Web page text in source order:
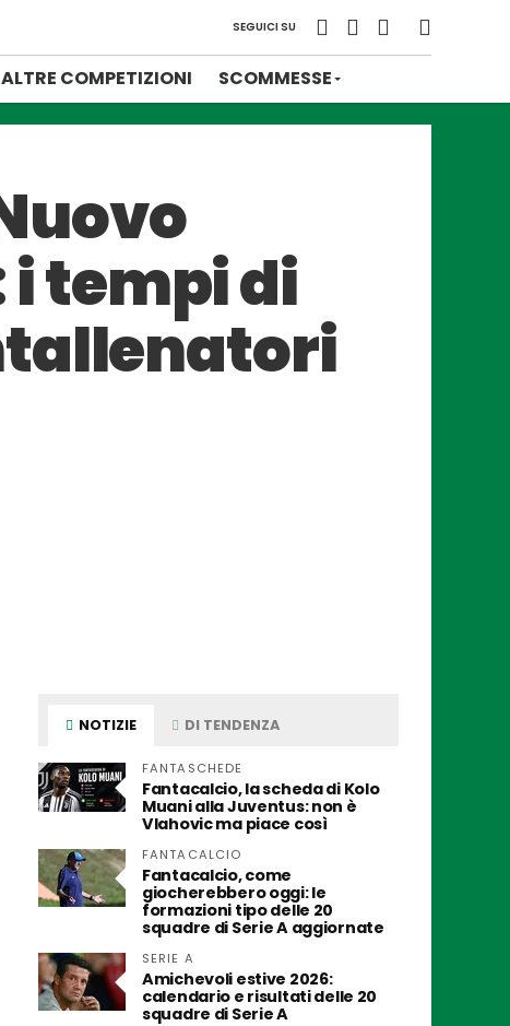
SEGUICI SU
ALTRE COMPETIZIONI SCOMMESSE
tempi di
NOTIZIE DI TENDENZA
FANTASCHEDE
Fantacalcio, la scheda di Kolo
Muani alla Juventus: non è
Vlahovic ma piace così
FANTACALCIO
Fantacalcio, come
giocherebbero oggi: le
formazioni tipo delle 20
squadre di Serie A aggiornate
SERIE A
Amichevoli estive 2026:
calendario e risultati delle 20
squadre di Serie A